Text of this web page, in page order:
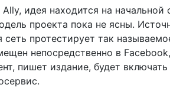
идея находится на
проекта пока не ясны.
сеть протестирует так
непосредственно в
пишет издание, будет